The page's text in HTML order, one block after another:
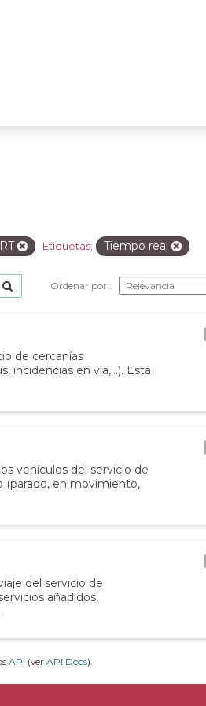
Etiquetas: Tiempo real
Ordenar por
de cercanías
incidencias en vía,...). Esta
vehículos del servicio de
(parado, en movimiento,
del servicio de
añadidos,
API (ver API Docs).